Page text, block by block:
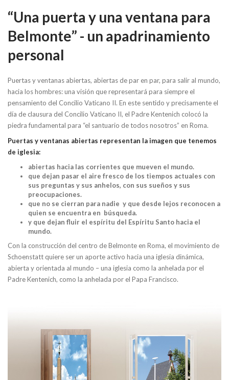
“Una puerta y una ventana para
Belmonte” - un apadrinamiento
personal
Puertas y ventanas abiertas, abiertas de par en par, para salir al mundo,
hacia los hombres: una visión que representará para siempre el
pensamiento del Concilio Vaticano II. En este sentido y precisamente el
día de clausura del Concilio Vaticano II, el Padre Kentenich colocó la
piedra fundamental para “el santuario de todos nosotros” en Roma.
Puertas y ventanas abiertas representan la imagen que tenemos
de iglesia:
abiertas hacia las corrientes que mueven el mundo.
que dejan pasar el aire fresco de los tiempos actuales con
sus preguntas y sus anhelos, con sus sueños y sus
preocupaciones.
que no se cierran para nadie y que desde lejos reconocen a
quien se encuentra en búsqueda.
y que dejan fluir el espíritu del Espíritu Santo hacia el
mundo.
Con la construcción del centro de Belmonte en Roma, el movimiento de
Schoenstatt quiere ser un aporte activo hacia una iglesia dinámica,
abierta y orientada al mundo – una iglesia como la anhelada por el
Padre Kentenich, como la anhelada por el Papa Francisco.